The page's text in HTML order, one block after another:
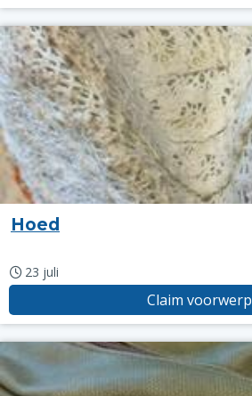
Hoed
23 juli
Claim voorwerp